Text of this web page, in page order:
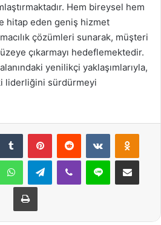
Hem bireysel hem
hitap eden geniş hizmet
çözümleri sunarak, müşteri
çıkarmayı hedeflemektedir.
yenilikçi yaklaşımlarıyla,
liderliğini sürdürmeyi
Tumblr PinterestReddit VKontakte
WhatsAppTelegramViber Line E-Posta ile
Yazdır